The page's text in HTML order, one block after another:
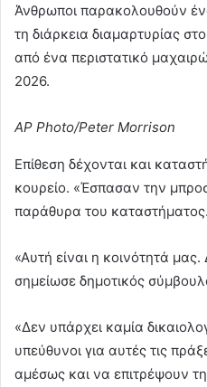
Άνθρωποι παρακολουθούν
τη διάρκεια διαμαρτυρίας
από ένα περιστατικό
2026.
AP Photo/Peter Morrison
Επίθεση δέχονται και
κουρείο. «Έσπασαν την
παράθυρα του καταστήματος.
«Αυτή είναι η κοινότητά μας.
σημείωσε δημοτικός
«Δεν υπάρχει καμία
υπεύθυνοι για αυτές τις
αμέσως και να επιτρέψουν